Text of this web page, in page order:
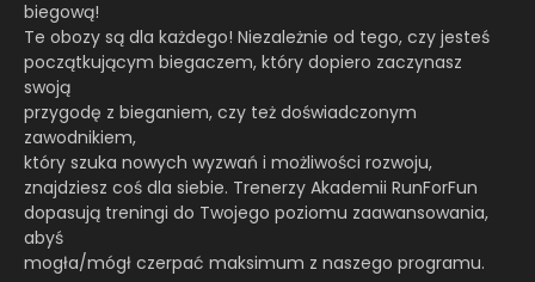
biegową!
Te obozy są dla każdego! Niezależnie od tego, czy jesteś
początkującym biegaczem, który dopiero zaczynasz
swoją
przygodę z bieganiem, czy też doświadczonym
zawodnikiem,
który szuka nowych wyzwań i możliwości rozwoju,
znajdziesz coś dla siebie. Trenerzy Akademii RunForFun
dopasują treningi do Twojego poziomu zaawansowania,
abyś
mogła/mógł czerpać maksimum z naszego programu.